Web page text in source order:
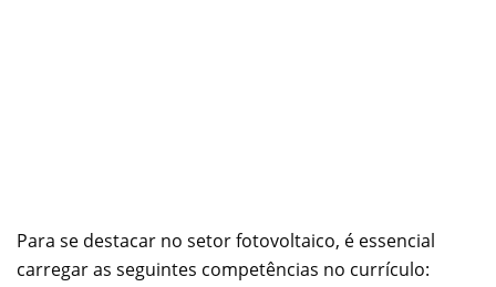
Para se destacar no setor fotovoltaico, é essencial
carregar as seguintes competências no currículo: